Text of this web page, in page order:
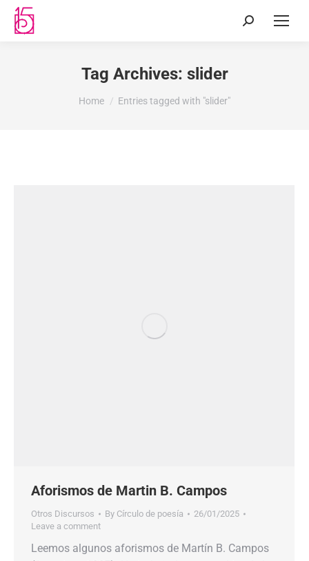
Tag Archives: slider
You are here:
Home Entries tagged with "slider"
Aforismos de Martin B. Campos
Otros Discursos By Círculo de poesía
26/01/2025
Leave a comment
Leemos algunos aforismos de Martín B. Campos